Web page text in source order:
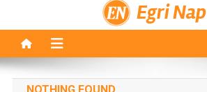
Egri Nap